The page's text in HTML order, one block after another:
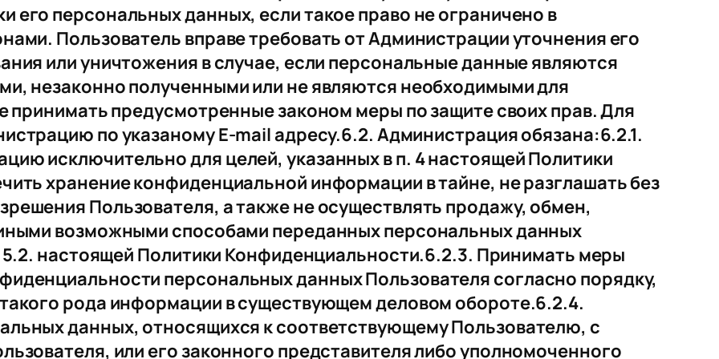
персональных данных, если такое право не ограничено в
Пользователь вправе требовать от Администрации уточнения его
или уничтожения в случае, если персональные данные являются
незаконно полученными или не являются необходимыми для
принимать предусмотренные законом меры по защите своих прав. Для
по указаному E-mail адресу.6.2. Администрация обязана:6.2.1.
исключительно для целей, указанных в п. 4 настоящей Политики
хранение конфиденциальной информации в тайне, не разглашать без
Пользователя, а также не осуществлять продажу, обмен,
возможными способами переданных персональных данных
настоящей Политики Конфиденциальности.6.2.3. Принимать меры
персональных данных Пользователя согласно порядку,
рода информации в существующем деловом обороте.6.2.4.
данных, относящихся к соответствующему Пользователю, с
или его законного представителя либо уполномоченного